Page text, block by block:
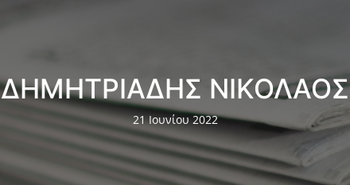
ΔΗΜΗΤΡΙΑΔΗΣ ΝΙΚΟΛΑΟΣ
21 Ιουνίου 2022